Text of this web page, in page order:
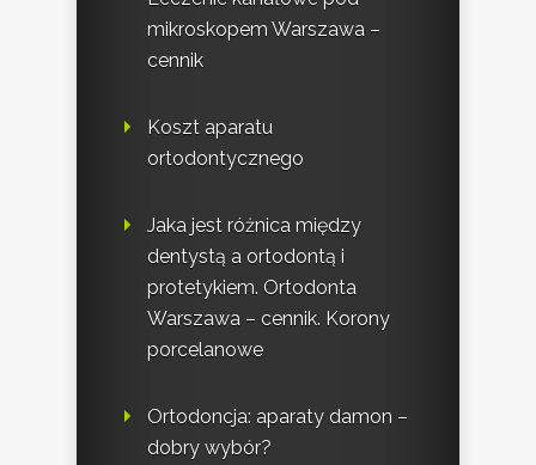
mikroskopem Warszawa –
cennik
Koszt aparatu
ortodontycznego
Jaka jest różnica między
dentystą a ortodontą i
protetykiem. Ortodonta
Warszawa – cennik. Korony
porcelanowe
Ortodoncja: aparaty damon –
dobry wybór?